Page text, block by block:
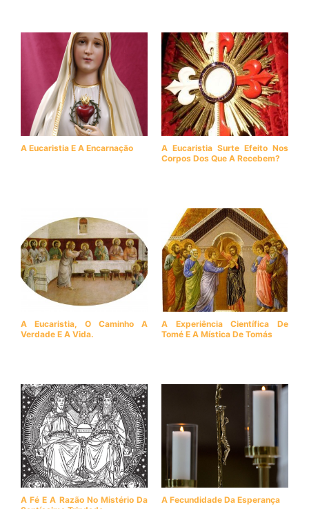
A Eucaristia E A Encarnação
A Eucaristia Surte Efeito Nos
Corpos Dos Que A Recebem?
A Eucaristia, O Caminho A
Verdade E A Vida.
A Experiência Científica De
Tomé E A Mística De Tomás
A Fé E A Razão No Mistério Da
A Fecundidade Da Esperança